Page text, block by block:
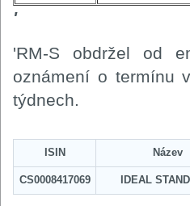
'
'RM-S obdržel od
oznámení o termínu
týdnech.
ISIN Název
CS0008417069 IDEAL